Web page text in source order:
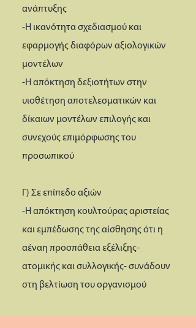
ανάπτυξης
-Η ικανότητα σχεδιασμού και
εφαρμογής διαφόρων αξιολογικών
μοντέλων
-Η απόκτηση δεξιοτήτων στην
υιοθέτηση αποτελεσματικών και
δίκαιων μοντέλων επιλογής και
συνεχούς επιμόρφωσης του
προσωπικού
Γ) Σε επίπεδο αξιών
-Η απόκτηση κουλτούρας αριστείας
και εμπέδωσης της αίσθησης ότι η
αέναη προσπάθεια εξέλιξης-
ατομικής και συλλογικής- συνάδουν
στη βελτίωση του οργανισμού